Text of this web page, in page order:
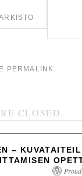
PERMALINK.
CLOSED.
–